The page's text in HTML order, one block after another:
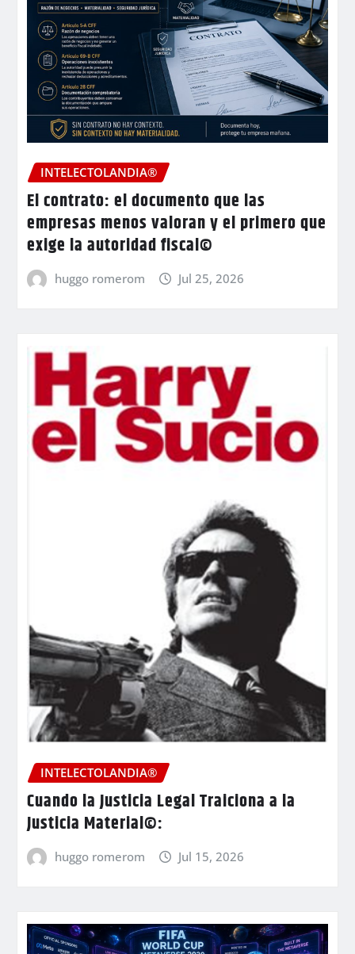
INTELECTOLANDIA®
El contrato: el documento que las
empresas menos valoran y el primero que
exige la autoridad fiscal©
huggo romerom Jul 25, 2026
INTELECTOLANDIA®
Cuando la Justicia Legal Traiciona a la
Justicia Material©:
huggo romerom Jul 15, 2026